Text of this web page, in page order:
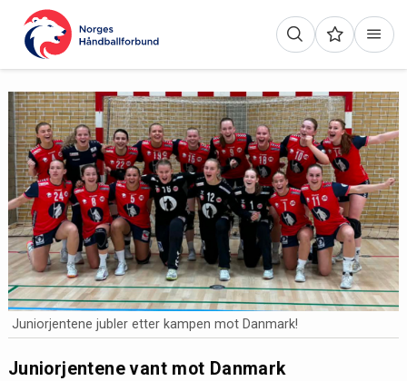
Juniorjentene jubler etter kampen mot Danmark!
Juniorjentene vant mot Danmark